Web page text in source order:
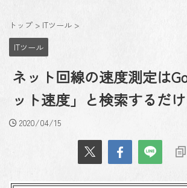
トップ > ITツール >
ITツール
ネット回線の速度測定は
ット速度」と検索するだ
2020/04/15